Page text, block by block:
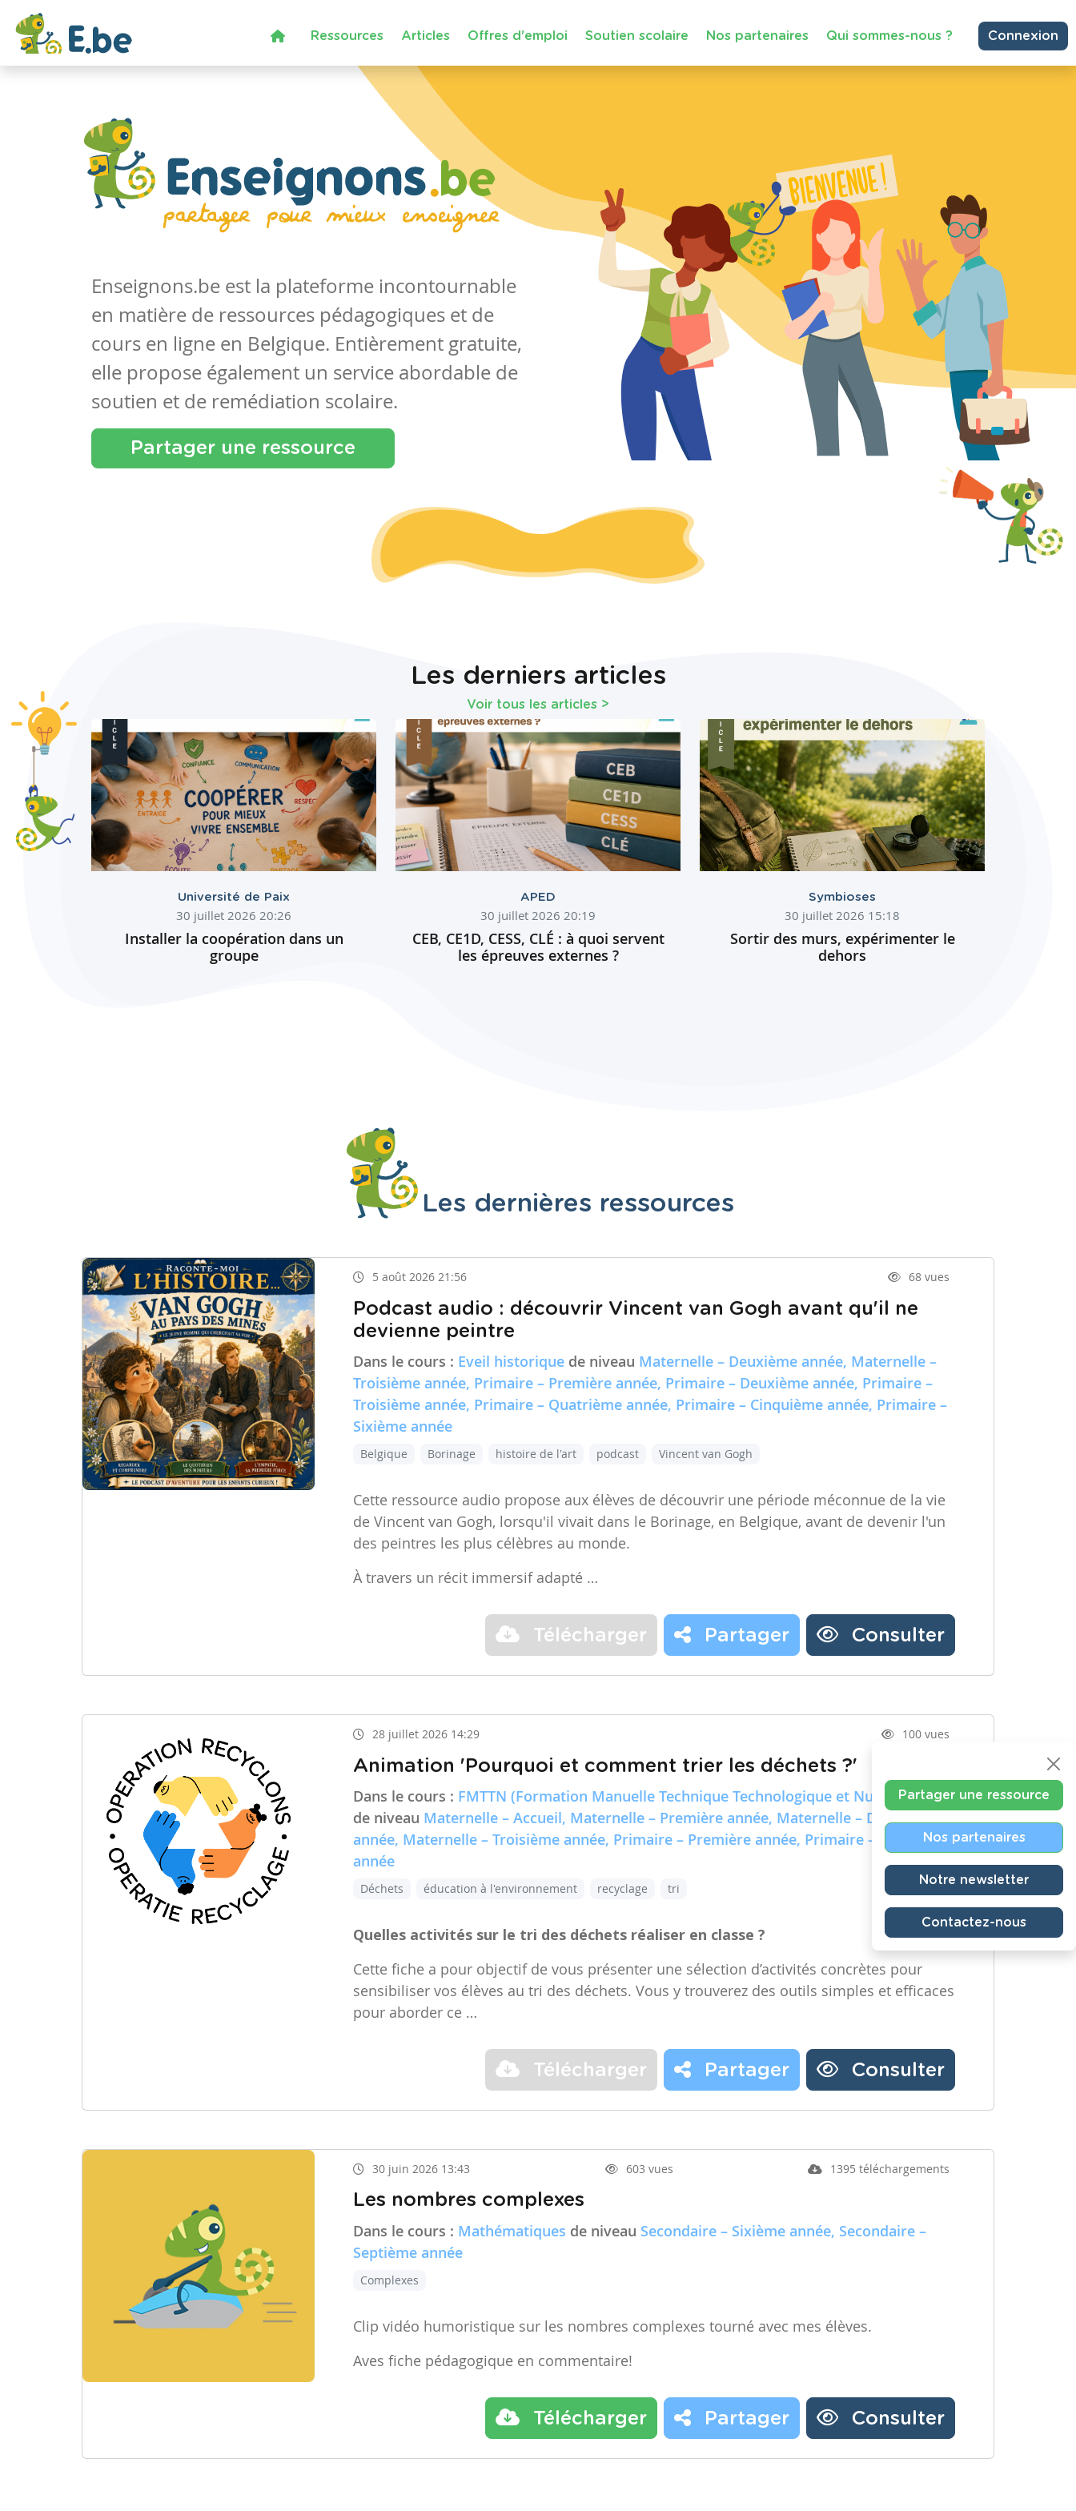
Ressources Articles Offres d'emploi Soutien scolaire Nos partenaires Qui sommes-nous ? Connexion
Enseignons.be est la plateforme incontournable
en matière de ressources pédagogiques et de
cours en ligne en Belgique. Entièrement gratuite,
elle propose également un service abordable de
soutien et de remédiation scolaire.
Partager une ressource
Les derniers articles
Voir tous les articles >
Université de Paix
30 juillet 2026 20:26
Installer la coopération dans un
groupe
APED
30 juillet 2026 20:19
CEB, CE1D, CESS, CLÉ : à quoi servent
les épreuves externes ?
Symbioses
30 juillet 2026 15:18
Sortir des murs, expérimenter le
dehors
Les dernières ressources
5 août 2026 21:56 68 vues
Podcast audio : découvrir Vincent van Gogh avant qu'il ne
devienne peintre
Dans le cours : Eveil historique de niveau Maternelle – Deuxième année, Maternelle –
Troisième année, Primaire – Première année, Primaire – Deuxième année, Primaire –
Troisième année, Primaire – Quatrième année, Primaire – Cinquième année, Primaire –
Sixième année
Belgique Borinage histoire de l'art podcast Vincent van Gogh
Cette ressource audio propose aux élèves de découvrir une période méconnue de la vie
de Vincent van Gogh, lorsqu'il vivait dans le Borinage, en Belgique, avant de devenir l'un
des peintres les plus célèbres au monde.
À travers un récit immersif adapté …
Télécharger Partager Consulter
28 juillet 2026 14:29 100 vues
Animation 'Pourquoi et comment trier les déchets ?'
Dans le cours : FMTTN (Formation Manuelle Technique Technologique et Numérique)
de niveau Maternelle – Accueil, Maternelle – Première année, Maternelle – Deuxième
année, Maternelle – Troisième année, Primaire – Première année, Primaire – Deuxième
année
Déchets éducation à l'environnement recyclage tri
Quelles activités sur le tri des déchets réaliser en classe ?
Cette fiche a pour objectif de vous présenter une sélection d’activités concrètes pour
sensibiliser vos élèves au tri des déchets. Vous y trouverez des outils simples et efficaces
pour aborder ce …
Télécharger Partager Consulter
30 juin 2026 13:43 603 vues 1395 téléchargements
Les nombres complexes
Dans le cours : Mathématiques de niveau Secondaire – Sixième année, Secondaire –
Septième année
Complexes
Clip vidéo humoristique sur les nombres complexes tourné avec mes élèves.
Aves fiche pédagogique en commentaire!
Télécharger Partager Consulter
Partager une ressource
Nos partenaires
Notre newsletter
Contactez-nous